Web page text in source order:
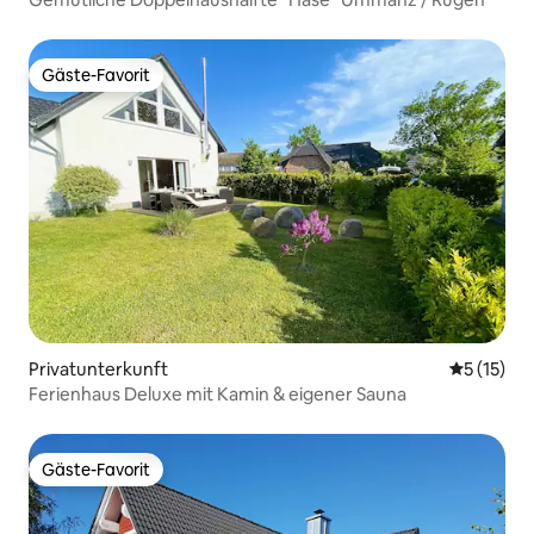
Gäste-Favorit
Gäste-Favorit
Privatunterkunft
5 (15)
Ferienhaus Deluxe mit Kamin & eigener Sauna
Gäste-Favorit
Gäste-Favorit